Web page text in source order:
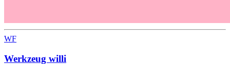
WF
Werkzeug willi